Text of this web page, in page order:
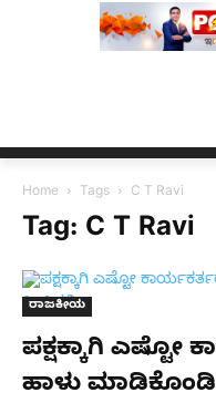
Home Tags C T Ravi
Tag: C T Ravi
ರಾಜಕೀಯ
ಪಕ್ಷಕ್ಕಾಗಿ ಎಷ್ಟೋ
ಹಾಳು